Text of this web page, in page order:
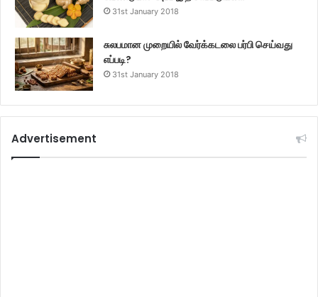
31st January 2018
சுலபமான முறையில் வேர்க்கடலை பர்பி செய்வது
எப்படி?
31st January 2018
Advertisement